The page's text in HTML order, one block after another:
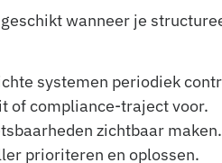
wanneer je
systemen periodiek
of compliance-traject voor.
zichtbaar maken.
prioriteren en oplossen.